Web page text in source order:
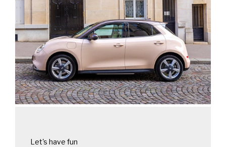
Let's have fun